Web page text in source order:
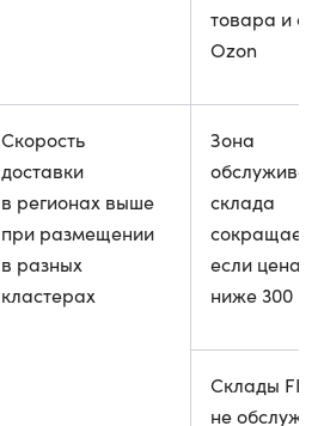
товара и
Ozon
Скорость
доставки
в регионах выше
при размещении
в разных
кластерах
Зона
склада
если цена
ниже 300
Склады
не